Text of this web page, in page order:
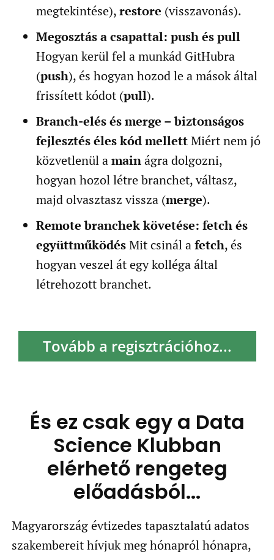
megtekintése),restore (visszavonás).
Megosztás a csapattal: push és pull
Hogyan kerül fel a munkád GitHubra
(push), és hogyan hozod le a mások által
frissített kódot (pull).
Branch-elés és merge – biztonságos
fejlesztés éles kód mellettMiért nem jó
közvetlenül amainágra dolgozni,
hogyan hozol létre branchet, váltasz,
majd olvasztasz vissza (merge).
Remote branchek követése: fetch és
együttműködésMit csinál afetch, és
hogyan veszel át egy kolléga által
létrehozott branchet.
Tovább a regisztrációhoz...
És ez csak egy a Data
Science Klubban
elérhető rengeteg
előadásból...
Magyarország évtizedes tapasztalatú adatos
szakembereit hívjuk meg hónapról hónapra,